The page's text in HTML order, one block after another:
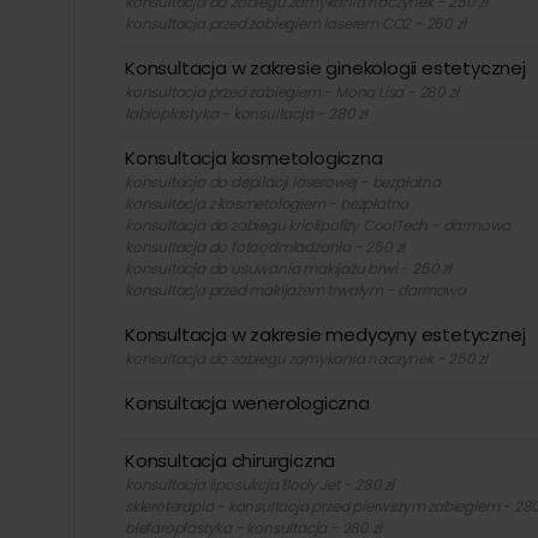
widoczności blizn, w tym także blizn po
Laser SmartXide- to laser dedykowany
umożliwia lekarzowi usunięcie nadmiaru
technologie umożliwiające dokładną
Laser MonaLisa Touch™
– MonaLisa
kobiety.Zabiegi nim wykonywane mają na
moczu oraz plastykę narządów płciowych.
kobiet po porodzie, w trakcie laktacji czy w
Videodermatoskopie FotoFinder –
bezinwazyjnie określa stan zagrożenia
złośliwych.
Body Jet
–urządzenie do liposukcji wodnej,
zamierzony efekt. Po zabiegu pacjent udaje
obszarów jak brzuch, uda, boczki, ramiona,
tłuszczowe są następnie w sposób
zabiegu!
Laser ALMA HARMONY XL PRO
konsultacja przed zabiegiem laserem CO2 - 250 zł
Konsultacja w zakresie ginekologii estetycznej
konsultacja przed zabiegiem - Mona Lisa - 280 zł
labioplastyka - konsultacja - 280 zł
Konsultacja kosmetologiczna
konsultacja do depilacji laserowej - bezpłatna
konsultacja z kosmetologiem - bezpłatna
konsultacja do zabiegu kriolipolizy CoolTech - darmowa
konsultacja do fotoodmładzania - 250 zł
konsultacja do usuwania makijażu brwi - 250 zł
konsultacja przed makijażem trwałym - darmowa
Konsultacja w zakresie medycyny estetycznej
konsultacja do zabiegu zamykania naczynek - 250 zł
Konsultacja wenerologiczna
Konsultacja chirurgiczna
konsultacja liposukcja Body Jet - 280 zł
skleroterapia - konsultacja przed pierwszym zabiegiem - 280
blefaroplastyka - konsultacja - 280 zł